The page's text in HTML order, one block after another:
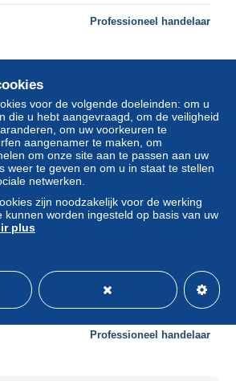
Professioneel handelaar
- Ruiselede - Voorgevel van het
- épis - Nels - De Clerck - Carte
postale ancienne
± US$ 4,62
Professioneel handelaar
voor de volgende doeleinden: om u
die u hebt aangevraagd, om de veiligheid
om uw voorkeuren te
aangenamer te maken, om
om onze site aan te passen aan uw
weer te geven en om u in staat te stellen
netwerken.
zijn noodzakelijk voor de werking
kunnen worden ingesteld op basis van uw
plus